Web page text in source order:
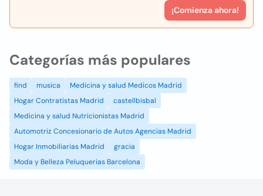
¡Comienza ahora!
Categorías más populares
find musica
Medicina y salud Medicos Madrid
Hogar Contratistas Madrid
castellbisbal
Medicina y salud Nutricionistas Madrid
Automotriz Concesionario de Autos Agencias Madrid
Hogar Inmobiliarias Madrid
gracia
Moda y Belleza Peluquerias Barcelona